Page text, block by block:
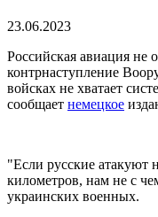
23.06.2023
Российская авиация не
контрнаступление
войсках не хватает
сообщает немецкое
"Если русские атакуют
километров, нам не с
украинских военных.